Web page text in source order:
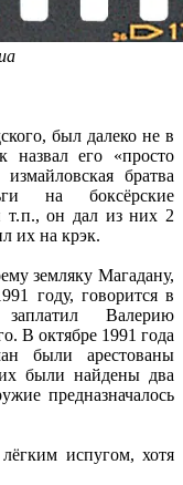
был далеко не в
назвал его «просто
братва
на боксёрские
п., он дал из них 2
их на крэк.
земляку Магадану,
году, говорится в
Валерию
В октябре 1991 года
были арестованы
были найдены два
предназначалось
испугом, хотя